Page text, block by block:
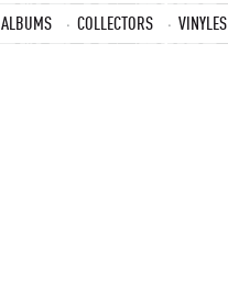
ALBUMS COLLECTORS VINYLES